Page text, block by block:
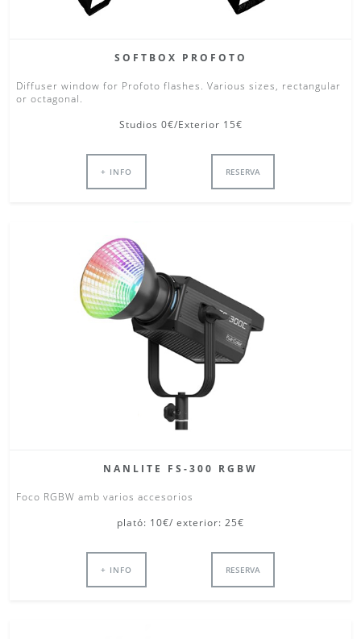
SOFTBOX PROFOTO
Diffuser window for Profoto flashes. Various sizes, rectangular
or octagonal.
Studios 0€/Exterior 15€
+ INFO RESERVA
NANLITE FS-300 RGBW
Foco RGBW amb varios accesorios
plató: 10€/ exterior: 25€
+ INFO RESERVA